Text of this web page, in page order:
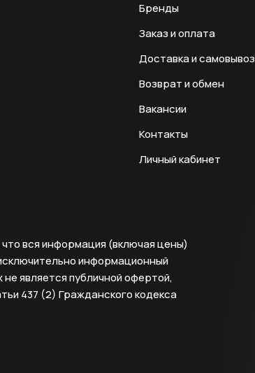
Бренды
Заказ и оплата
Доставка и самовывоз
Возврат и обмен
Вакансии
Контакты
Личный кабинет
вся информация (включая цены)
информационный
не является публичной офертой,
437 (2) Гражданского кодекса